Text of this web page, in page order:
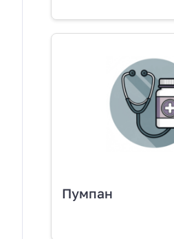
Пумпан